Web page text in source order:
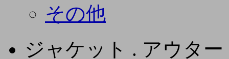
その他
ジャケット . アウター